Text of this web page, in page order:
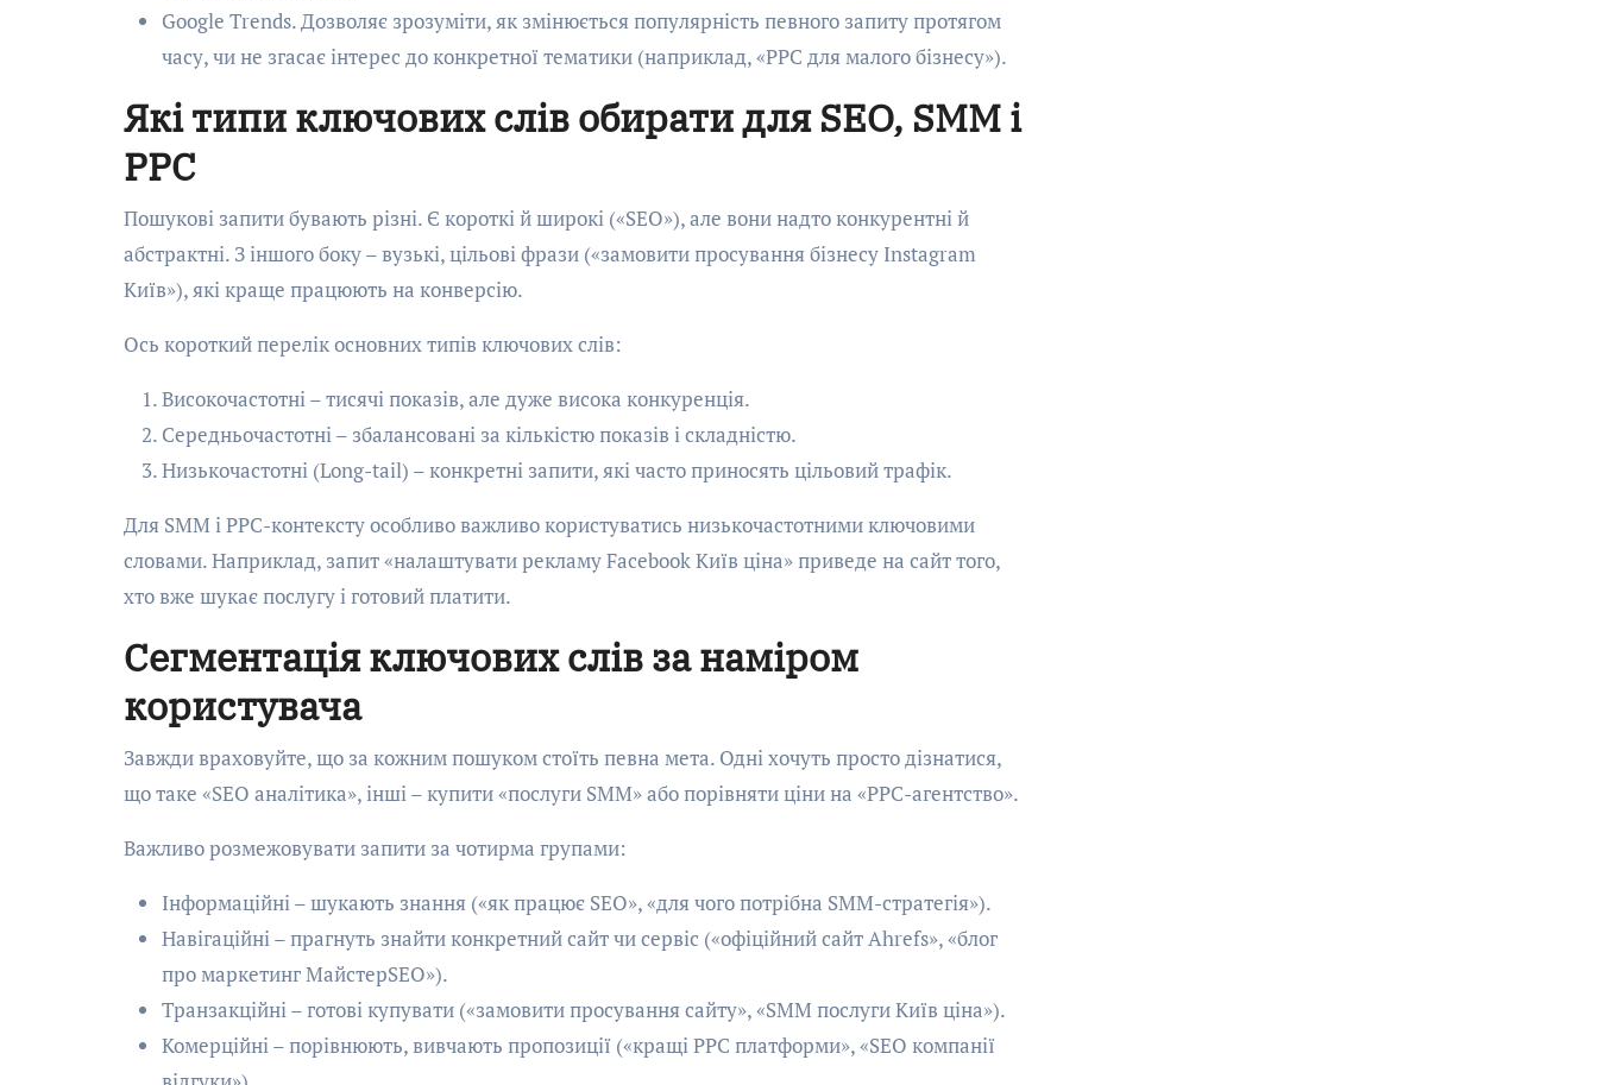
Google Trends. Дозволяє зрозуміти, як змінюється популярність певного запиту протягом
часу, чи не згасає інтерес до конкретної тематики (наприклад, «PPC для малого бізнесу»).
Які типи ключових слів обирати для SEO, SMM і
PPC
Пошукові запити бувають різні. Є короткі й широкі («SEO»), але вони надто конкурентні й
абстрактні. З іншого боку – вузькі, цільові фрази («замовити просування бізнесу Instagram
Київ»), які краще працюють на конверсію.
Ось короткий перелік основних типів ключових слів:
Високочастотні – тисячі показів, але дуже висока конкуренція.
Середньочастотні – збалансовані за кількістю показів і складністю.
Низькочастотні (Long-tail) – конкретні запити, які часто приносять цільовий трафік.
Для SMM і PPC-контексту особливо важливо користуватись низькочастотними ключовими
словами. Наприклад, запит «налаштувати рекламу Facebook Київ ціна» приведе на сайт того,
хто вже шукає послугу і готовий платити.
Сегментація ключових слів за наміром
користувача
Завжди враховуйте, що за кожним пошуком стоїть певна мета. Одні хочуть просто дізнатися,
що таке «SEO аналітика», інші – купити «послуги SMM» або порівняти ціни на «PPC-агентство».
Важливо розмежовувати запити за чотирма групами:
Інформаційні – шукають знання («як працює SEO», «для чого потрібна SMM-стратегія»).
Навігаційні – прагнуть знайти конкретний сайт чи сервіс («офіційний сайт Ahrefs», «блог
про маркетинг МайстерSEO»).
Транзакційні – готові купувати («замовити просування сайту», «SMM послуги Київ ціна»).
Комерційні – порівнюють, вивчають пропозиції («кращі PPC платформи», «SEO компанії